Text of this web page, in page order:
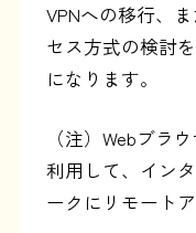
VPNへの移行、
セス方式の検討
になります。
（注）Webブラ
利用して、イン
ークにリモート